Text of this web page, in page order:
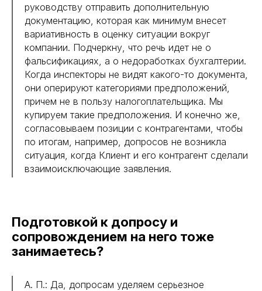
руководству отправить дополнительную
документацию, которая как минимум внесет
вариативность в оценку ситуации вокруг
компании. Подчеркну, что речь идет не о
фальсификациях, а о недоработках бухгалтерии.
Когда инспекторы не видят какого-то документа,
они оперируют категориями предположений,
причем не в пользу налогоплательщика. Мы
купируем такие предположения. И конечно же,
согласовываем позиции с контрагентами, чтобы
по итогам, например, допросов не возникла
ситуация, когда Клиент и его контрагент сделали
взаимоисключающие заявления.
Подготовкой к допросу и
сопровождением на него тоже
занимаетесь?
А. П.: Да, допросам уделяем серьезное